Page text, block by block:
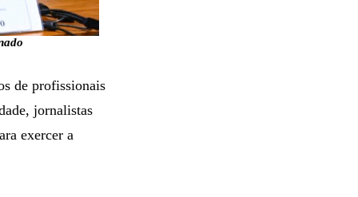
de profissionais
jornalistas
exercer a